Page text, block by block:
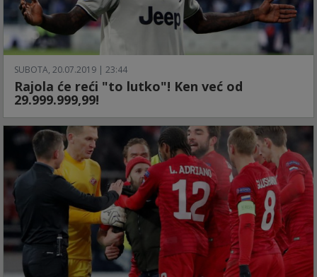
SUBOTA, 20.07.2019 | 23:44
Rajola će reći "to lutko"! Ken već od
29.999.999,99!